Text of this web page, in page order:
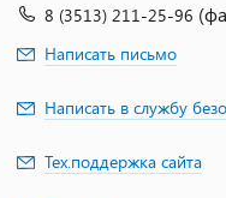
8 (3513) 211-25-96
Написать письмо
Написать в службу
Тех.поддержка сайта